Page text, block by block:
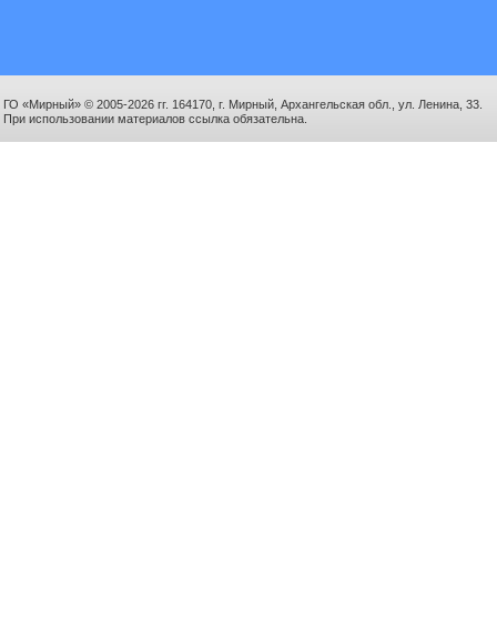
ГО «Мирный» © 2005-2026 гг. 164170, г. Мирный, Архангельская обл., ул. Ленина, 33.
При использовании материалов ссылка обязательна.